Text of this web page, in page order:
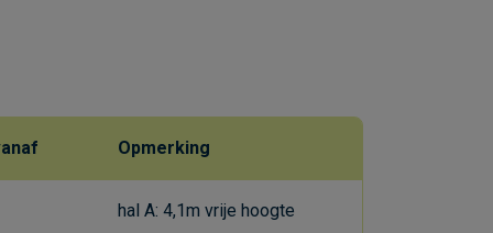
Opmerking
hal A: 4,1m vrije hoogte